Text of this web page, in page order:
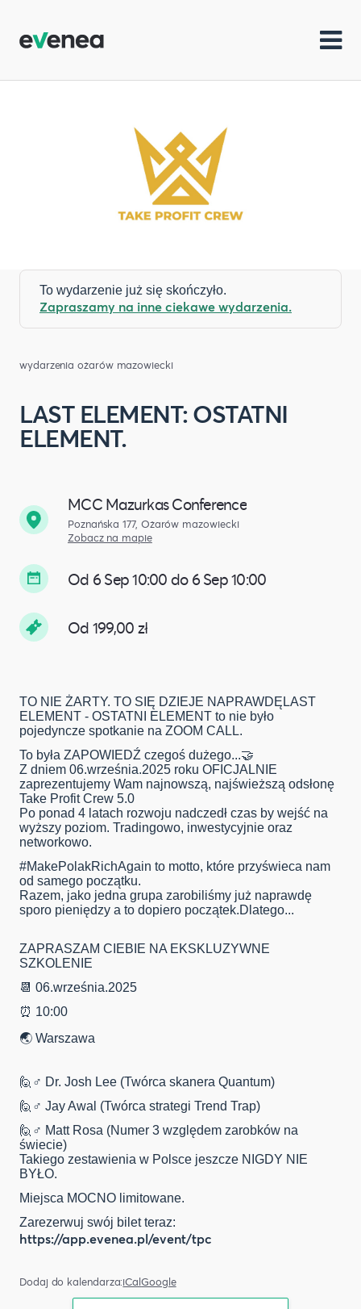
To wydarzenie już się skończyło.
Zapraszamy na inne ciekawe wydarzenia.
wydarzenia ożarów mazowiecki
LAST ELEMENT: OSTATNI
ELEMENT.
MCC Mazurkas Conference
Poznańska 177, Ożarów mazowiecki
Zobacz na mapie
Od 6 Sep 10:00 do 6 Sep 10:00
Od 199,00 zł
TO NIE ŻARTY. TO SIĘ DZIEJE NAPRAWDĘLAST
ELEMENT - OSTATNI ELEMENT to nie było
pojedyncze spotkanie na ZOOM CALL.
To była ZAPOWIEDŹ czegoś dużego...🤝
Z dniem 06.września.2025 roku OFICJALNIE
zaprezentujemy Wam najnowszą, najświeższą odsłonę
Take Profit Crew 5.0
Po ponad 4 latach rozwoju nadczedł czas by wejść na
wyższy poziom. Tradingowo, inwestycyjnie oraz
networkowo.
#MakePolakRichAgain to motto, które przyświeca nam
od samego początku.
Razem, jako jedna grupa zarobiliśmy już naprawdę
sporo pieniędzy a to dopiero początek.Dlatego...
ZAPRASZAM CIEBIE NA EKSKLUZYWNE
SZKOLENIE
📆 06.września.2025
⏰ 10:00
🌏 Warszawa
🙋♂️ Dr. Josh Lee (Twórca skanera Quantum)
🙋♂️ Jay Awal (Twórca strategi Trend Trap)
🙋♂️ Matt Rosa (Numer 3 względem zarobków na
świecie)
Takiego zestawienia w Polsce jeszcze NIGDY NIE
BYŁO.
Miejsca MOCNO limitowane.
Zarezerwuj swój bilet teraz:
https://app.evenea.pl/event/tpc
Dodaj do kalendarza:iCalGoogle